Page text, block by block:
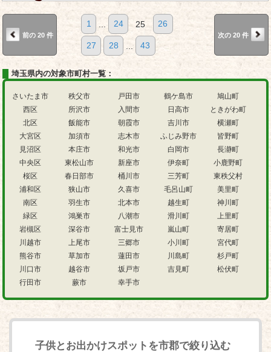
前の 20 件
1 24 25 26
27 28 43
次の 20 件
埼玉県内の対象市町村一覧：
さいたま市
西区
北区
大宮区
見沼区
中央区
桜区
浦和区
南区
緑区
岩槻区
川越市
熊谷市
川口市
行田市
秩父市
所沢市
飯能市
加須市
本庄市
東松山市
春日部市
狭山市
羽生市
鴻巣市
深谷市
上尾市
草加市
越谷市
蕨市
戸田市
入間市
朝霞市
志木市
和光市
新座市
桶川市
久喜市
北本市
八潮市
富士見市
三郷市
蓮田市
坂戸市
幸手市
鶴ケ島市
日高市
吉川市
ふじみ野市
白岡市
伊奈町
三芳町
毛呂山町
越生町
滑川町
嵐山町
小川町
川島町
吉見町
鳩山町
ときがわ町
横瀬町
皆野町
長瀞町
小鹿野町
東秩父村
美里町
神川町
上里町
寄居町
宮代町
杉戸町
松伏町
子供とお出かけスポットを市郡で絞り込む